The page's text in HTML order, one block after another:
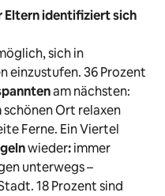
Eltern identifiziert sich
sich in
einzustufen.36 Prozent
am nächsten:
schönen Ort relaxen
Ferne. Ein Viertel
wieder:immer
unterwegs –
18 Prozent sind